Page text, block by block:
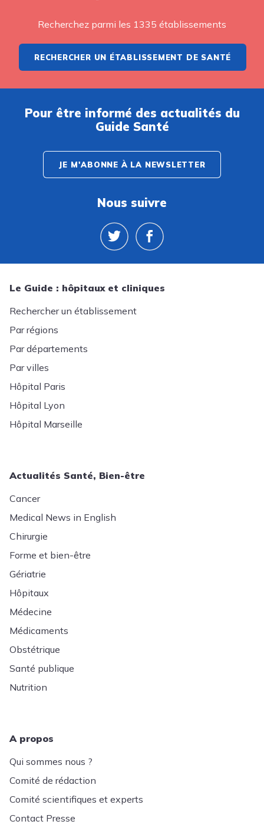
Recherchez parmi les 1335 établissements
RECHERCHER UN ÉTABLISSEMENT DE SANTÉ
Pour être informé des actualités du
Guide Santé
JE M'ABONNE À LA NEWSLETTER
Nous suivre
Le Guide : hôpitaux et cliniques
Rechercher un établissement
Par régions
Par départements
Par villes
Hôpital Paris
Hôpital Lyon
Hôpital Marseille
Actualités Santé, Bien-être
Cancer
Medical News in English
Chirurgie
Forme et bien-être
Gériatrie
Hôpitaux
Médecine
Médicaments
Obstétrique
Santé publique
Nutrition
A propos
Qui sommes nous ?
Comité de rédaction
Comité scientifiques et experts
Contact Presse